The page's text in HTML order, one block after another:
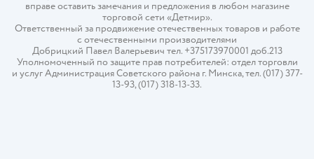
вправе оставить замечания и предложения в любом магазине
торговой сети «Детмир».
Ответственный за продвижение отечественных товаров и работе
с отечественными производителями
Добрицкий Павел Валерьевич тел. +375173970001 доб.213
Уполномоченный по защите прав потребителей: отдел торговли
и услуг Администрация Советского района г. Минска, тел. (017) 377-
13-93, (017) 318-13-33.